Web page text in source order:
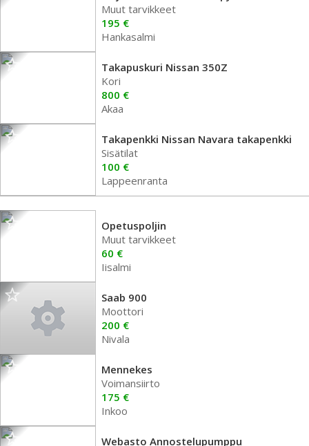
Muut tarvikkeet
195 €
Hankasalmi
Takapuskuri Nissan 350Z
Kori
800 €
Akaa
Takapenkki Nissan Navara takapenkki
Sisätilat
100 €
Lappeenranta
Opetuspoljin
Muut tarvikkeet
60 €
Iisalmi
Saab 900
Moottori
200 €
Nivala
Mennekes
Voimansiirto
175 €
Inkoo
Webasto Annostelupumppu